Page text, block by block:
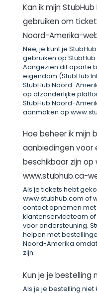
Kan ik mijn
gebruiken om
Noord-Amerika-
Nee, je kunt je
gebruiken op
Aangezien dit aparte
eigendom (StubHub
StubHub Noord-
op afzonderlijke
StubHub Noord-
aanmaken op
Hoe beheer ik mijn
aanbiedingen voor
beschikbaar zijn
www.stubhub.ca-
Als je tickets hebt
www.stubhub.com of
contact opnemen
klantenserviceteam
voor ondersteuning.
helpen met
Noord-Amerika
zijn.
Kun je je bestelling
Als je je bestelling